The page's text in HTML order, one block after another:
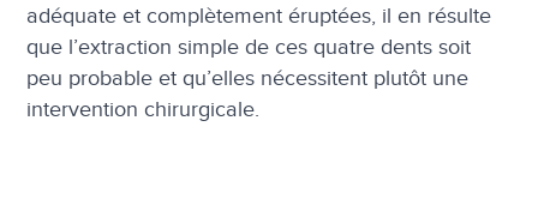
adéquate et complètement éruptées, il en résulte
que l’extraction simple de ces quatre dents soit
peu probable et qu’elles nécessitent plutôt une
intervention chirurgicale.